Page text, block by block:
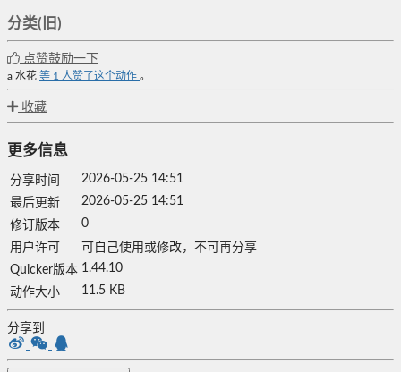
分类(旧)
点赞鼓励一下
a 水花 等 1 人赞了这个动作 。
收藏
更多信息
分享时间
2026-05-25 14:51
最后更新
2026-05-25 14:51
修订版本
0
用户许可
可自己使用或修改，不可再分享
Quicker版本 1.44.10
动作大小
11.5 KB
分享到